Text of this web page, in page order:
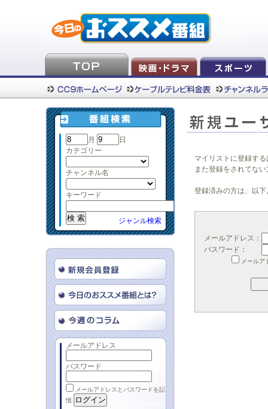
月
日
カテゴリー
チャンネル名
キーワード
ジャンル検索
メールアドレス
パスワード
メールアドレスとパスワードを記
憶
マイリストに登録す
また登録をされてな
登録済みの方は、以
メールアドレス：
パスワード：
メールア